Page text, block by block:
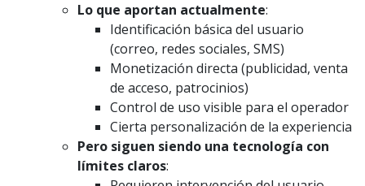
Lo que aportan actualmente:
Identificación básica del usuario
(correo, redes sociales, SMS)
Monetización directa (publicidad, venta
de acceso, patrocinios)
Control de uso visible para el operador
Cierta personalización de la experiencia
Pero siguen siendo una tecnología con
límites claros: